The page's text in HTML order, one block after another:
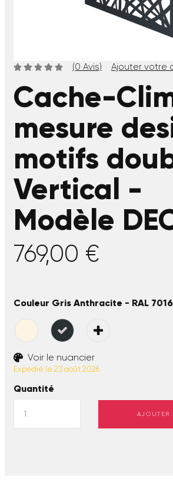
(0 Avis) Ajouter votre
Cache-
mesure
motifs
Vertical -
Modèle
769,00 €
Couleur Gris Anthracite - RAL 7016
Voir le nuancier
Expédié le 23 août 2026
Quantité
AJOUTER